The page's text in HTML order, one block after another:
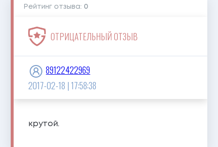
Рейтинг отзыва: 0
ОТРИЦАТЕЛЬНЫЙ ОТЗЫВ
2017-02-18 | 17:58:38
89122422969
крутой.